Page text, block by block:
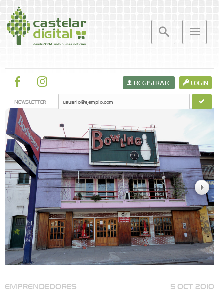
LOGIN
REGISTRATE
NEWSLETTER
EMPRENDEDORES 5 OCT 2010